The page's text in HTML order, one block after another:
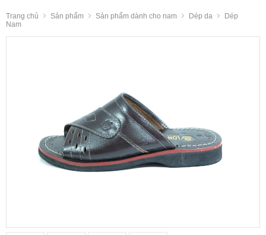
Trang chủ Sản phẩm Sản phẩm dành cho nam Dép da
Dép
Nam